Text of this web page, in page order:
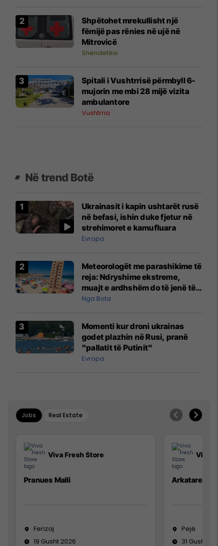
Shpëtohet mrekullisht një
fëmijë pas rënies në ujë në
Mitrovicë
Shëndetësi
Spitali i Vushtrrisë përmbyll 6-
mujorin me mbi 28 mijë vizita
ambulantore
Vushtrria
Në trend Botë
Ukrainasit i kapin ushtarët rusë
në befasi, ishin duke fjetur në
strehimoret e kamufluara
Evropa
Meteorologët me parashikime të
reja: Ndryshime ekstreme,
muajt e ardhshëm do të jenë të
pazakontë
Nga Bota
Momenti kur droni ukrainas
godet plazhin në Rusi, pranë
"pallatit të Putinit"
Evropa
Jobs Real Estate
Viva Fresh Store
Pranues Malli
Ferizaj
19 Gusht 2026
Viva
Arkatare
Pejë
31 Gusht